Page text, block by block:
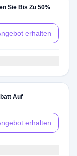
Sie Bis Zu 50%
erhalten
Auf
erhalten